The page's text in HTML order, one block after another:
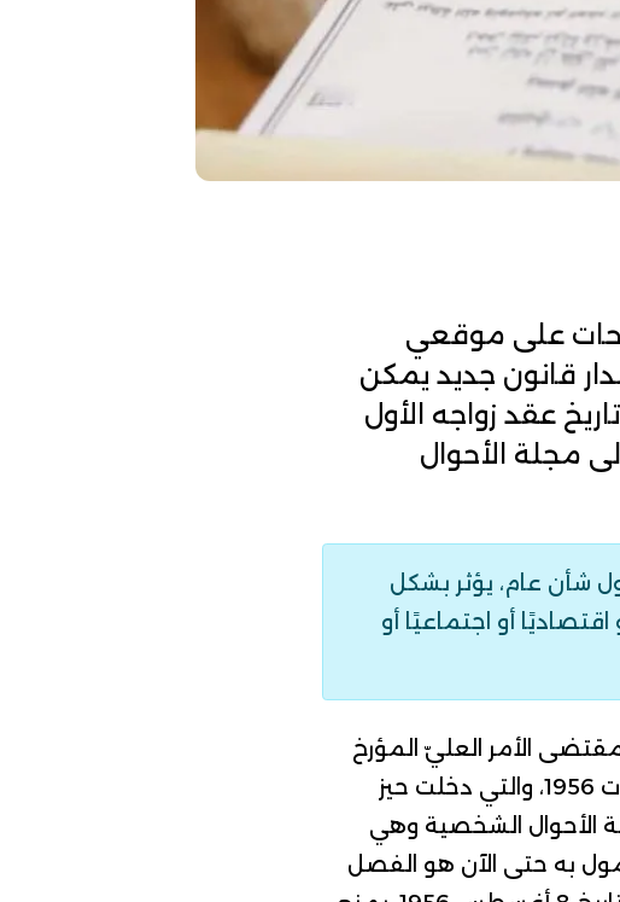
على موقعي
2024، بخصوص إصدار قانون جديد يمكن
انقضاء 5 سنوات على تاريخ عقد زواجه الأول
مجلة الأحوال
شأن عام، يؤثر بشكل
أو اجتماعيًا أو
الأمر العليّ المؤرخ
في 13 أغسطس 1956، والمنشورة بالرائد الرسمي عدد 66 بتاريخ 17 أوت 1956، والتي دخلت حيز
قوانين مجلة الأحوال الشخصية وهي
به حتى الآن هو الفصل